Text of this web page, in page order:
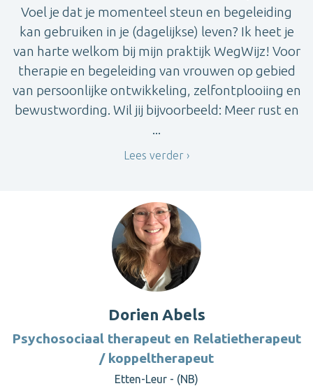
Voel je dat je momenteel steun en begeleiding
kan gebruiken in je (dagelijkse) leven? Ik heet je
van harte welkom bij mijn praktijk WegWijz! Voor
therapie en begeleiding van vrouwen op gebied
van persoonlijke ontwikkeling, zelfontplooiing en
bewustwording. Wil jij bijvoorbeeld: Meer rust en
...
Lees verder
Dorien Abels
Psychosociaal therapeut en Relatietherapeut
/ koppeltherapeut
Etten-Leur - (NB)